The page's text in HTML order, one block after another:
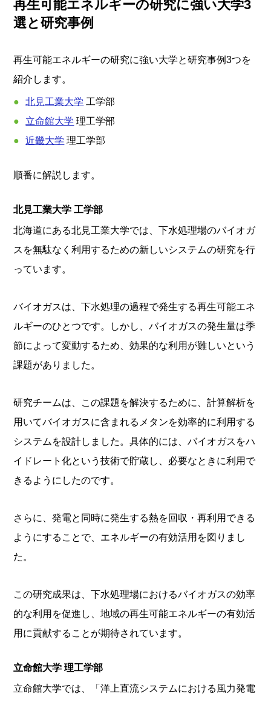
再生可能エネルギーの研究に強い大学3
選と研究事例
再生可能エネルギーの研究に強い大学と研究事例3つを
紹介します。
北見工業大学 工学部
立命館大学 理工学部
近畿大学 理工学部
順番に解説します。
北見工業大学 工学部
北海道にある北見工業大学では、下水処理場のバイオガ
スを無駄なく利用するための新しいシステムの研究を行
っています。
バイオガスは、下水処理の過程で発生する再生可能エネ
ルギーのひとつです。しかし、バイオガスの発生量は季
節によって変動するため、効果的な利用が難しいという
課題がありました。
研究チームは、この課題を解決するために、計算解析を
用いてバイオガスに含まれるメタンを効率的に利用する
システムを設計しました。具体的には、バイオガスをハ
イドレート化という技術で貯蔵し、必要なときに利用で
きるようにしたのです。
さらに、発電と同時に発生する熱を回収・再利用できる
ようにすることで、エネルギーの有効活用を図りまし
た。
この研究成果は、下水処理場におけるバイオガスの効率
的な利用を促進し、地域の再生可能エネルギーの有効活
用に貢献することが期待されています。
立命館大学 理工学部
立命館大学では、「洋上直流システムにおける風力発電